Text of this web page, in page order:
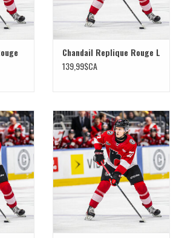
Chandail Replique Rouge L
139,99$CA